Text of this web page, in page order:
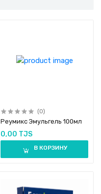
(0)
Реумикс Эмульгель 100мл
0,00 TJS
В КОРЗИНУ